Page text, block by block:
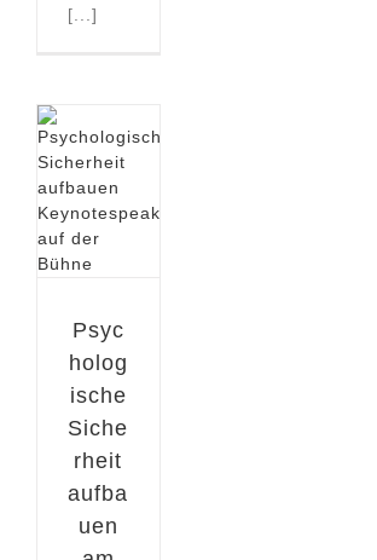
[...]
Psyc
holog
ische
Siche
rheit
aufba
uen